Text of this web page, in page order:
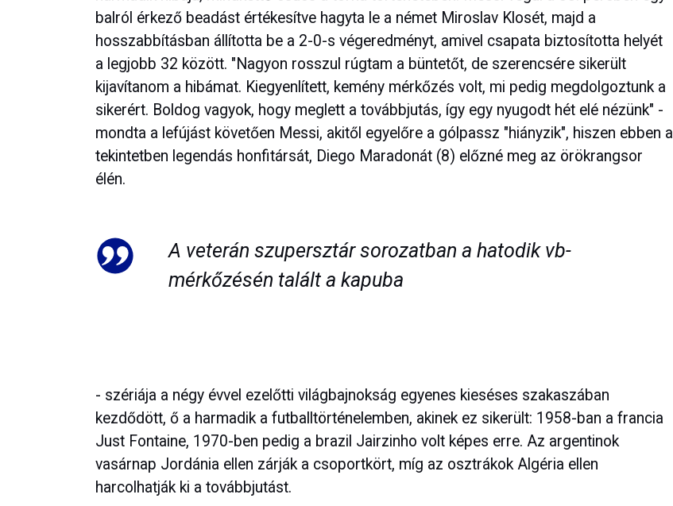
balról érkező beadást értékesítve hagyta le a német Miroslav Klosét, majd a
hosszabbításban állította be a 2-0-s végeredményt, amivel csapata biztosította helyét
a legjobb 32 között. "Nagyon rosszul rúgtam a büntetőt, de szerencsére sikerült
kijavítanom a hibámat. Kiegyenlített, kemény mérkőzés volt, mi pedig megdolgoztunk a
sikerért. Boldog vagyok, hogy meglett a továbbjutás, így egy nyugodt hét elé nézünk" -
mondta a lefújást követően Messi, akitől egyelőre a gólpassz "hiányzik", hiszen ebben a
tekintetben legendás honfitársát, Diego Maradonát (8) előzné meg az örökrangsor
élén.
A veterán szupersztár sorozatban a hatodik vb-
mérkőzésén talált a kapuba
- szériája a négy évvel ezelőtti világbajnokság egyenes kieséses szakaszában
kezdődött, ő a harmadik a futballtörténelemben, akinek ez sikerült: 1958-ban a francia
Just Fontaine, 1970-ben pedig a brazil Jairzinho volt képes erre. Az argentinok
vasárnap Jordánia ellen zárják a csoportkört, míg az osztrákok Algéria ellen
harcolhatják ki a továbbjutást.